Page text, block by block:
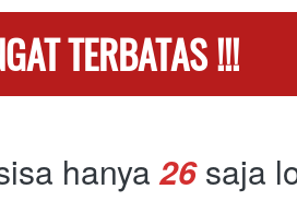
TERBATAS !!!
hanya 26 saja